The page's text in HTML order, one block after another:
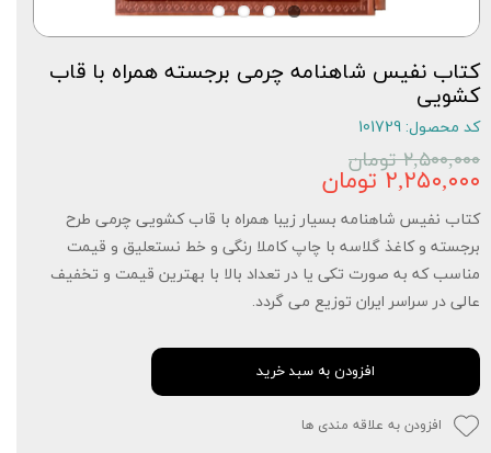
کتاب نفیس شاهنامه چرمی برجسته همراه با قاب
کشویی
کد محصول: 101729
۲,۵۰۰,۰۰۰ تومان
۲,۲۵۰,۰۰۰ تومان
کتاب نفیس شاهنامه بسیار زیبا همراه با قاب کشویی چرمی طرح
برجسته و کاغذ گلاسه با چاپ کاملا رنگی و خط نستعلیق و قیمت
مناسب که به صورت تکی یا در تعداد بالا با بهترین قیمت و تخفیف
عالی در سراسر ایران توزیع می گردد.
افزودن به سبد خرید
افزودن به علاقه مندی ها